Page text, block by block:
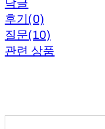
닥글
후기(0)
질문(10)
관련 상품